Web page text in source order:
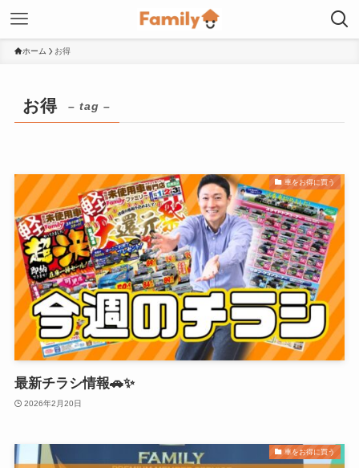
ホーム お得
お得 – tag –
車をお得に買う
最新チラシ情報🚗✨
2026年2月20日
車をお得に買う